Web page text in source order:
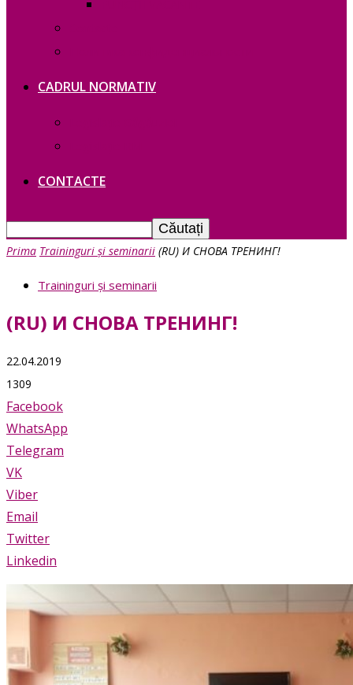
CADRUL NORMATIV
CONTACTE
Prima Traininguri și seminarii (RU) И СНОВА ТРЕНИНГ!
Traininguri și seminarii
(RU) И СНОВА ТРЕНИНГ!
22.04.2019
1309
Facebook
WhatsApp
Telegram
VK
Viber
Email
Twitter
Linkedin